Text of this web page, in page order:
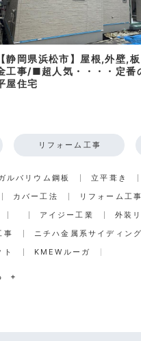
【静岡県浜松市】屋根,外壁,板
工事/■超人気・・・・定番
屋住宅
リフォーム工事
ルバリウム鋼板
立平葺き
カバー工法
リフォーム工
アイジー工業
外装
事
ニチハ金属系サイディン
ト KMEWルーガ
+